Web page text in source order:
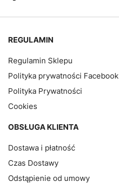
Linki w stopce
REGULAMIN
Regulamin Sklepu
Polityka prywatności Facebook
Polityka Prywatności
Cookies
OBSŁUGA KLIENTA
Dostawa i płatność
Czas Dostawy
Odstąpienie od umowy